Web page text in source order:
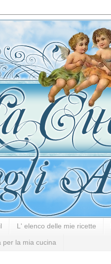
L' elenco delle mie ricette
per la mia cucina